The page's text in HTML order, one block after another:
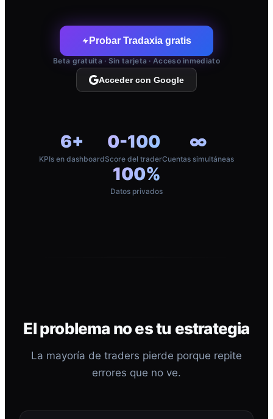
Probar Tradaxia gratis
Beta gratuita · Sin tarjeta · Acceso inmediato
Acceder con Google
6+
KPIs en dashboard
0-100
Score del trader
∞
Cuentas simultáneas
100%
Datos privados
El problema no es tu estrategia
La mayoría de traders pierde porque repite
errores que no ve.